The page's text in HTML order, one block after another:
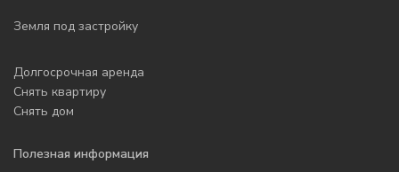
Земля под застройку
Долгосрочная аренда
Снять квартиру
Снять дом
Полезная информация